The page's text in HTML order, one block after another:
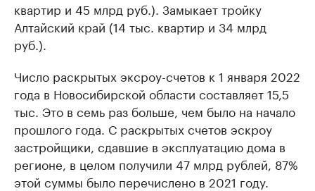
квартир и 45 млрд руб.). Замыкает тройку
Алтайский край (14 тыс. квартир и 34 млрд
руб.).
Число раскрытых эксроу-счетов к 1 января 2022
года в Новосибирской области составляет 15,5
тыс. Это в семь раз больше, чем было на начало
прошлого года. С раскрытых счетов эскроу
застройщики, сдавшие в эксплуатацию дома в
регионе, в целом получили 47 млрд рублей, 87%
этой суммы было перечислено в 2021 году.